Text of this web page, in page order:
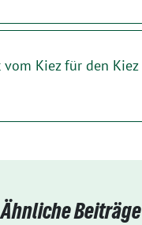
vom Kiez für den Kiez
Ähnliche Beiträge